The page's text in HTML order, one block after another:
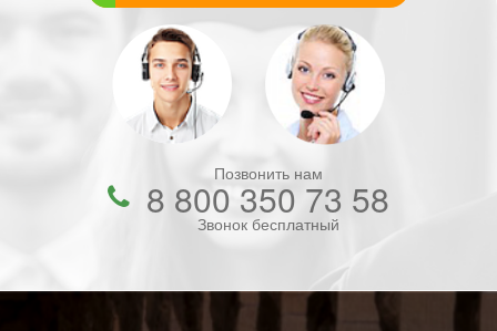
Позвонить нам
8 800 350 73 58
Звонок бесплатный